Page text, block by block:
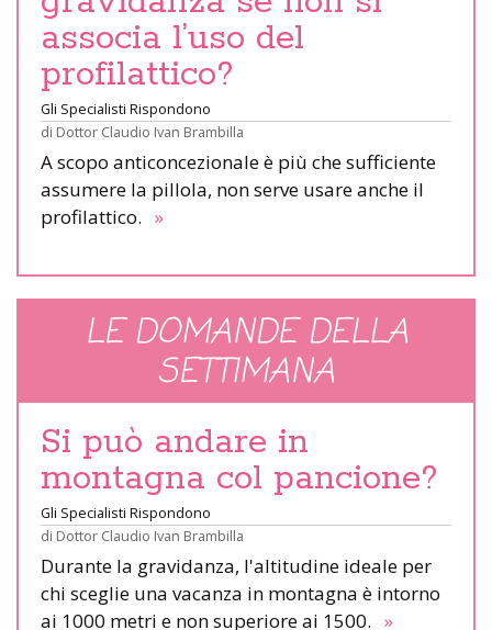
associa l’uso del
profilattico?
Gli Specialisti Rispondono
di Dottor Claudio Ivan Brambilla
A scopo anticoncezionale è più che sufficiente
assumere la pillola, non serve usare anche il
profilattico. »
LE DOMANDE DELLA
SETTIMANA
Si può andare in
montagna col pancione?
Gli Specialisti Rispondono
di Dottor Claudio Ivan Brambilla
Durante la gravidanza, l'altitudine ideale per
chi sceglie una vacanza in montagna è intorno
ai 1000 metri e non superiore ai 1500. »